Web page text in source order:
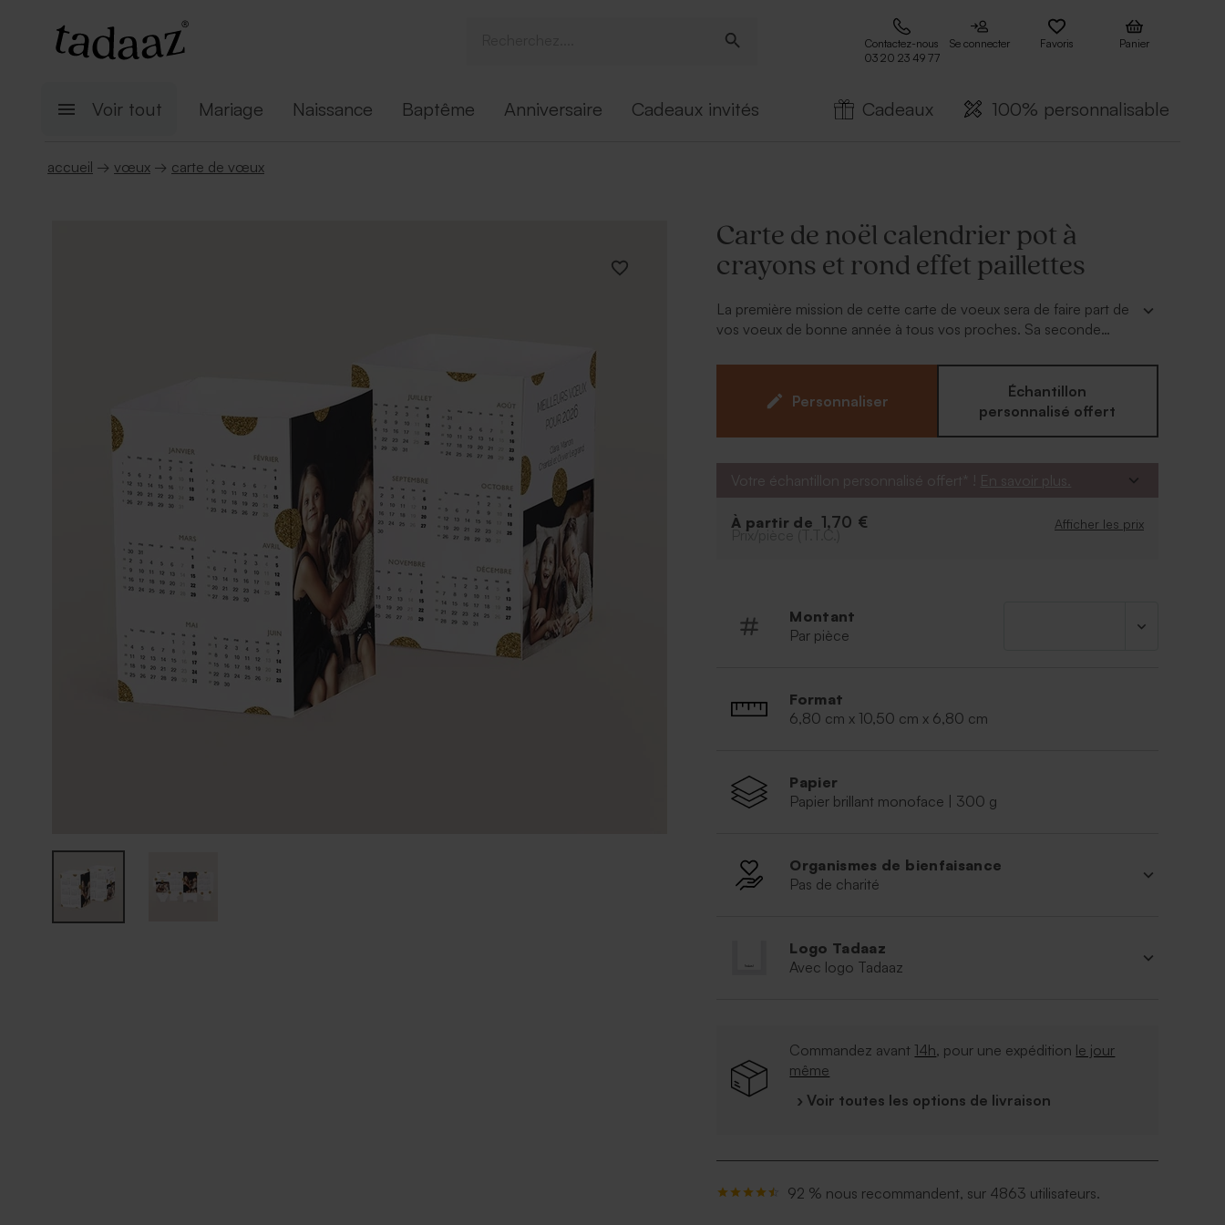
Contactez-nous
03 20 23 49 77
Se connecter Favoris Panier
Voir tout Mariage Naissance Baptême Anniversaire Cadeaux invités Cadeaux 100% personnalisable
accueil → vœux → carte de vœux
Carte de noël calendrier pot à
crayons et rond effet paillettes
La première mission de cette carte de voeux sera de faire part de
vos voeux de bonne année à tous vos proches. Sa seconde
poser sur son bureau. En effet, cettecarte de noël calendrier
pot à crayons et rond effet paillettes
originale se personnalise
de vos 2 plus beaux clichés et votre tendre texte carte de voeux.
offrir cette carte de voeux originale en cadeau de noël garnie de
douces sucreries.
Personnaliser
Échantillon
personnalisé offert
Votre échantillon personnalisé offert* ! En savoir plus.
À partir de 1,70 € Afficher les prix
Prix/pièce (T.T.C.)
Montant
Par pièce
Format
6,80 cm x 10,50 cm x 6,80 cm
Papier
Papier brillant monoface | 300 g
Organismes de bienfaisance
Pas de charité
Logo Tadaaz
Avec logo Tadaaz
Commandez avant 14h, pour une expédition le jour
même
› Voir toutes les options de livraison
92 % nous recommandent, sur 4863 utilisateurs.